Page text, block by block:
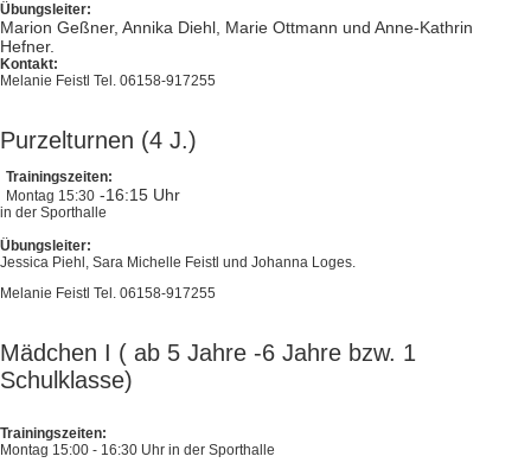
Übungsleiter:
Marion Geßner, Annika Diehl, Marie Ottmann und Anne-Kathrin
Hefner.
Kontakt:
Melanie Feistl Tel. 06158-917255
Purzelturnen (4 J.)
Trainingszeiten:
Montag 15:30 -16:15 Uhr
in der Sporthalle
Übungsleiter:
Jessica Piehl, Sara Michelle Feistl und Johanna Loges.
Melanie Feistl Tel. 06158-917255
Mädchen I ( ab 5 Jahre -6 Jahre bzw. 1
Schulklasse)
Trainingszeiten:
Montag 15:00 - 16:30 Uhr in der Sporthalle